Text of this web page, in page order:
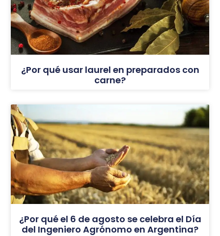
¿Por qué usar laurel en preparados con
carne?
¿Por qué el 6 de agosto se celebra el Día
del Ingeniero Agrónomo en Argentina?